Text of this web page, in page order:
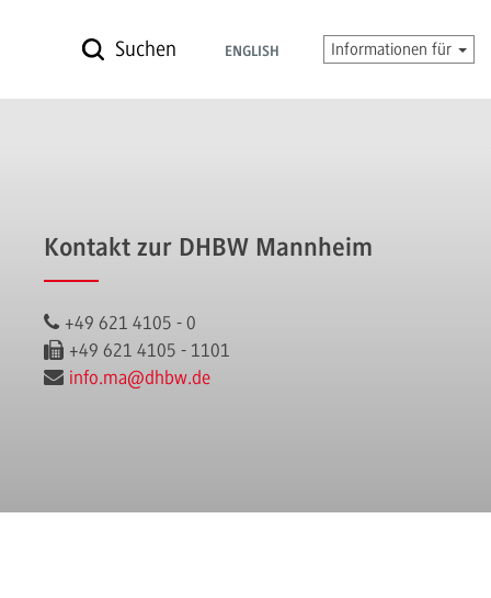
Suchen ENGLISH Informationen für
Kontakt zur DHBW Mannheim
+49 621 4105 - 0
+49 621 4105 - 1101
info.ma@dhbw.de